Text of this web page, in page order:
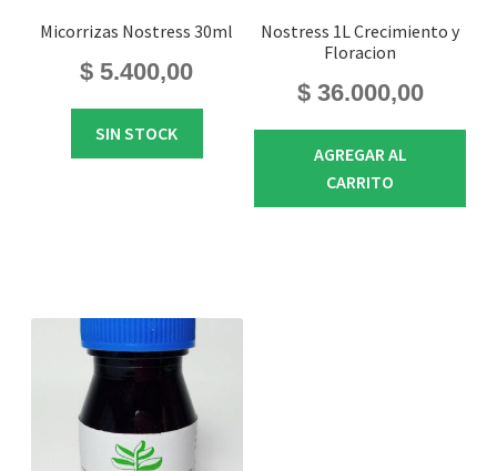
Micorrizas Nostress 30ml
$ 5.400,00
SIN STOCK
Nostress 1L Crecimiento y
Floracion
$36.000,00
AGREGAR AL
CARRITO